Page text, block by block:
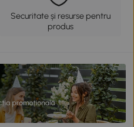
Securitate și resurse pentru
produs